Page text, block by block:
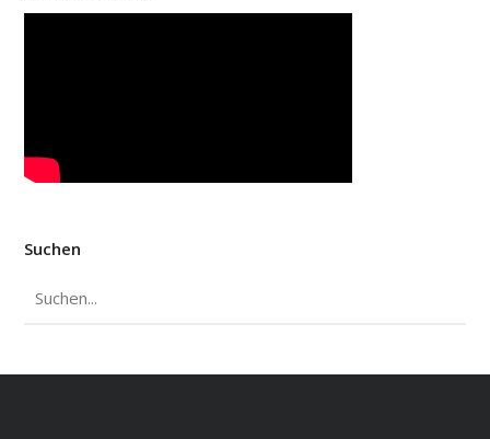
Suchen